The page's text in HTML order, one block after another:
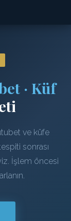
· Küf
ve küfe
sonrası
İşlem öncesi